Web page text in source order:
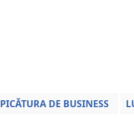
PICĂTURA DE BUSINESS